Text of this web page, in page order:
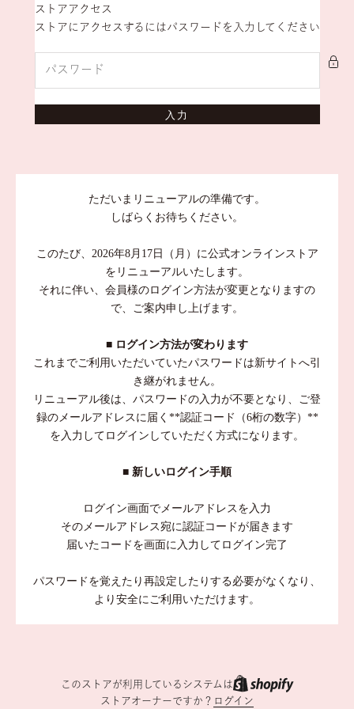
コンテンツへスキップ
ストアアクセス
ストアにアクセスするにはパスワードを入力してください
入力
ただいまリニューアルの準備です。
しばらくお待ちください。
このたび、2026年8月17日（月）に公式オンラインストア
をリニューアルいたします。
それに伴い、会員様のログイン方法が変更となりますの
で、ご案内申し上げます。
■ ログイン方法が変わります
これまでご利用いただいていたパスワードは新サイトへ引
き継がれません。
リニューアル後は、パスワードの入力が不要となり、ご登
録のメールアドレスに届く**認証コード（6桁の数字）**
を入力してログインしていただく方式になります。
■ 新しいログイン手順
ログイン画面でメールアドレスを入力
そのメールアドレス宛に認証コードが届きます
届いたコードを画面に入力してログイン完了
パスワードを覚えたり再設定したりする必要がなくなり、
より安全にご利用いただけます。
このストアが利用しているシステムは
ストアオーナーですか？ ログイン